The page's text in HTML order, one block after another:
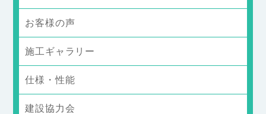
お客様の声
施工ギャラリー
仕様・性能
建設協力会